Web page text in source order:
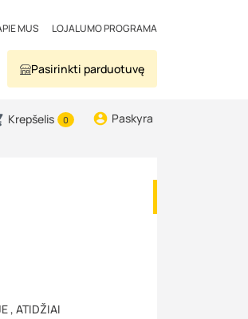
MUS LOJALUMO PROGRAMA
Pasirinkti parduotuvę
Krepšelis 0 Paskyra
, ATIDŽIAI